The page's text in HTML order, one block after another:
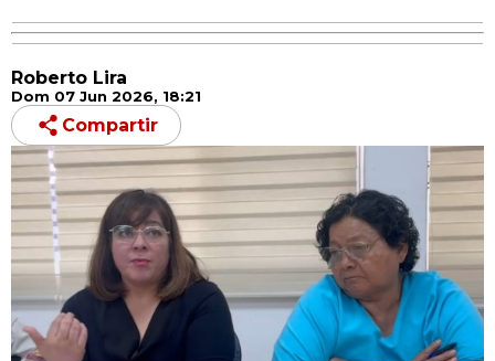
Roberto Lira
Dom 07 Jun 2026, 18:21
Compartir